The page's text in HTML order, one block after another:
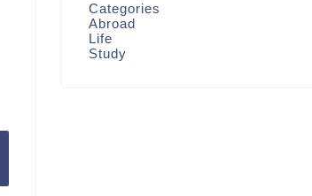
Categories
Abroad
Life
Study